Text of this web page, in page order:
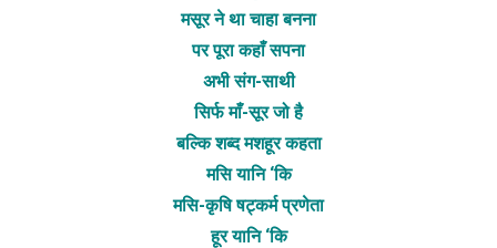
मसूर ने था चाहा बनना
पर पूरा कहाँ सपना
अभी संग-साथी
सिर्फ माँ-सूर जो है
बल्कि शब्द मशहूर कहता
मसि यानि ‘कि
मसि-कृषि षट्कर्म प्रणेता
हूर यानि ‘कि